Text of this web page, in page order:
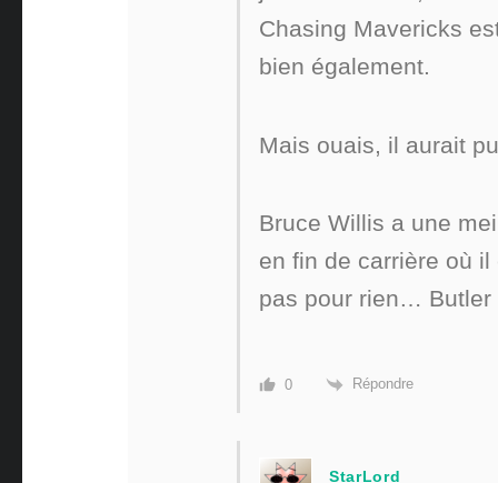
Chasing Mavericks
bien également.
Mais ouais, il aurait
Bruce Willis a une
en fin de carrière où
pas pour rien… Butler
0 Répondre
StarLord